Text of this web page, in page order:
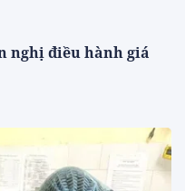
nghị điều hành giá